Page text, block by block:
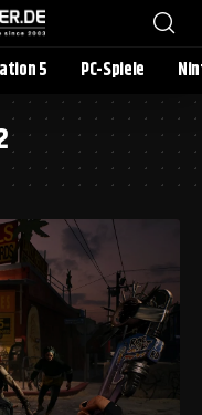
5 PC-Spiele